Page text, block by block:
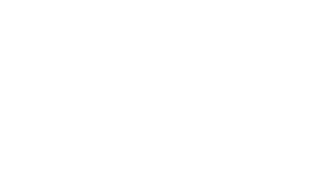
naar specificaties van deze auto.